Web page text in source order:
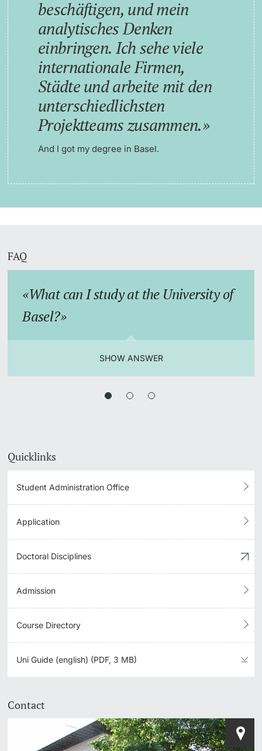
beschäftigen, und mein
analytisches Denken
einbringen. Ich sehe viele
internationale Firmen,
Städte und arbeite mit den
unterschiedlichsten
Projektteams zusammen.
And I got my degree in Basel.
FAQ
What can I study at the University of
Basel?
SHOW ANSWER
Quicklinks
Student Administration Office
Application
Doctoral Disciplines
Admission
Course Directory
Uni Guide (english) (PDF, 3 MB)
Contact